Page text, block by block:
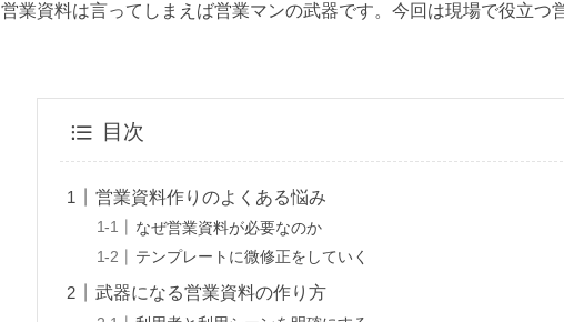
営業資料は言ってしまえば営業マンの武器です。今回は現場で役立つ
目次
営業資料作りのよくある悩み
なぜ営業資料が必要なのか
テンプレートに微修正をしていく
武器になる営業資料の作り方